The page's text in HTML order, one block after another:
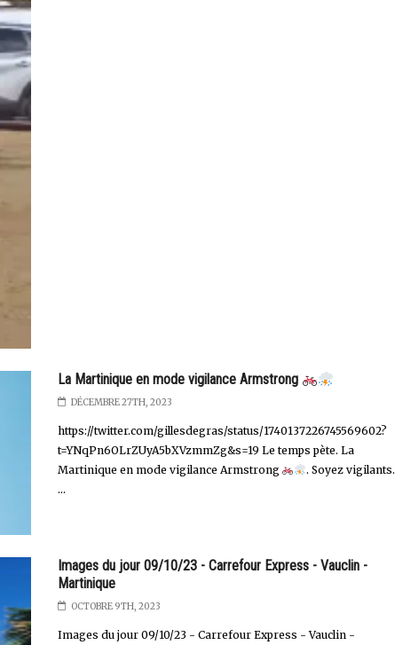
La Martinique en mode vigilance Armstrong
DÉCEMBRE 27TH, 2023
https://twitter.com/gillesdegras/status/1740137226745569602?
t=YNqPn6OLrZUyA5bXVzmmZg&s=19 Le temps pète. La
Martinique en mode vigilance Armstrong
. Soyez vigilants.
...
Images du jour 09/10/23 - Carrefour Express - Vauclin -
Martinique
OCTOBRE 9TH, 2023
Images du jour 09/10/23 - Carrefour Express - Vauclin -